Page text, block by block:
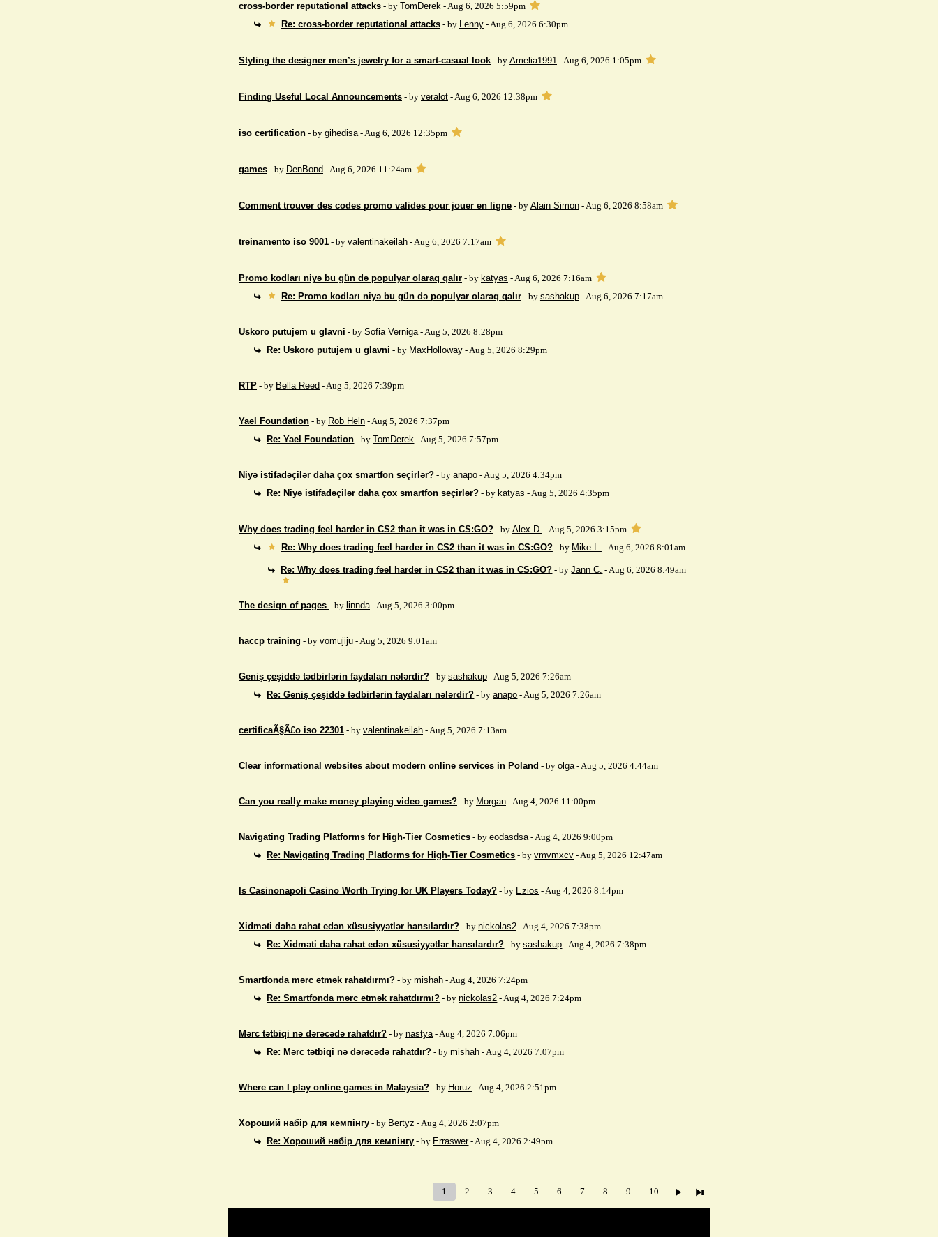
cross-border reputational attacks - by TomDerek - Aug 6, 2026 5:59pm
Re: cross-border reputational attacks - by Lenny- Aug 6, 2026 6:30pm
Styling the designer men’s jewelry for a smart-casual look - by Amelia1991 - Aug 6, 2026 1:05pm
Finding Useful Local Announcements - by veralot - Aug 6, 2026 12:38pm
iso certification - by gihedisa- Aug 6, 2026 12:35pm
games - by DenBond - Aug 6, 2026 11:24am
Comment trouver des codes promo valides pour jouer en ligne - by Alain Simon - Aug 6, 2026 8:58am
treinamento iso 9001 - by valentinakeilah - Aug 6, 2026 7:17am
Promo kodları niyə bu gün də populyar olaraq qalır - by katyas - Aug 6, 2026 7:16am
Re: Promo kodları niyə bu gün də populyar olaraq qalır - by sashakup- Aug 6, 2026 7:17am
Uskoro putujem u glavni - by Sofia Verniga- Aug 5, 2026 8:28pm
Re: Uskoro putujem u glavni - by MaxHolloway - Aug 5, 2026 8:29pm
RTP - by Bella Reed - Aug 5, 2026 7:39pm
Yael Foundation - by Rob Heln - Aug 5, 2026 7:37pm
Re: Yael Foundation - byTomDerek - Aug 5, 2026 7:57pm
Niyə istifadəçilər daha çox smartfon seçirlər? - by anapo - Aug 5, 2026 4:34pm
Re: Niyə istifadəçilər daha çox smartfon seçirlər? - by katyas - Aug 5, 2026 4:35pm
Why does trading feel harder in CS2 than it was in CS:GO? - by Alex D. - Aug 5, 2026 3:15pm
Re: Why does trading feel harder in CS2 than it was in CS:GO? - by Mike L. - Aug 6, 2026 8:01am
Re: Why does trading feel harder in CS2 than it was in CS:GO? - byJann C. - Aug 6, 2026 8:49am
The design of pages - by linnda- Aug 5, 2026 3:00pm
haccp training - by vomujiju - Aug 5, 2026 9:01am
Geniş çeşiddə tədbirlərin faydaları nələrdir? - by sashakup - Aug 5, 2026 7:26am
Re: Geniş çeşiddə tədbirlərin faydaları nələrdir? - byanapo - Aug 5, 2026 7:26am
certificaÃ§Ã£o iso 22301 - by valentinakeilah - Aug 5, 2026 7:13am
Clear informational websites about modern online services in Poland - by olga- Aug 5, 2026 4:44am
Can you really make money playing video games? - by Morgan - Aug 4, 2026 11:00pm
Navigating Trading Platforms for High-Tier Cosmetics - by eodasdsa- Aug 4, 2026 9:00pm
Re: Navigating Trading Platforms for High-Tier Cosmetics - byvmvmxcv - Aug 5, 2026 12:47am
Is Casinonapoli Casino Worth Trying for UK Players Today? - by Ezios - Aug 4, 2026 8:14pm
Xidməti daha rahat edən xüsusiyyətlər hansılardır? - by nickolas2 - Aug 4, 2026 7:38pm
Re: Xidməti daha rahat edən xüsusiyyətlər hansılardır? - bysashakup - Aug 4, 2026 7:38pm
Smartfonda mərc etmək rahatdırmı? - by mishah - Aug 4, 2026 7:24pm
Re: Smartfonda mərc etmək rahatdırmı? - bynickolas2 - Aug 4, 2026 7:24pm
Mərc tətbiqi nə dərəcədə rahatdır? - by nastya- Aug 4, 2026 7:06pm
Re: Mərc tətbiqi nə dərəcədə rahatdır? - bymishah - Aug 4, 2026 7:07pm
Where can I play online games in Malaysia? - by Horuz - Aug 4, 2026 2:51pm
Хороший набір для кемпінгу - by Bertyz - Aug 4, 2026 2:07pm
Re: Хороший набір для кемпінгу - by Erraswer- Aug 4, 2026 2:49pm
1 2 3 4 5 6 7 8 9 10